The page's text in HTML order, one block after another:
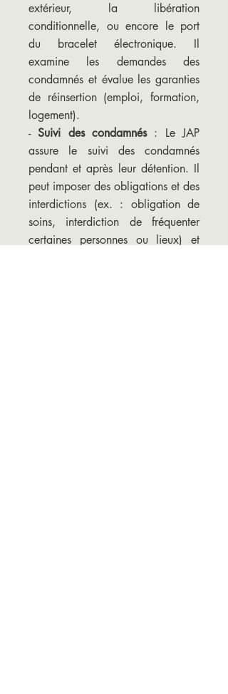
extérieur, la libération
conditionnelle, ou encore le port
du bracelet électronique. Il
examine les demandes des
condamnés et évalue les garanties
de réinsertion (emploi, formation,
logement).
-Suivi des condamnés: Le JAP
assure le suivi des condamnés
pendant et après leur détention. Il
peut imposer des obligations et des
interdictions (ex. : obligation de
soins, interdiction de fréquenter
certaines personnes ou lieux) et